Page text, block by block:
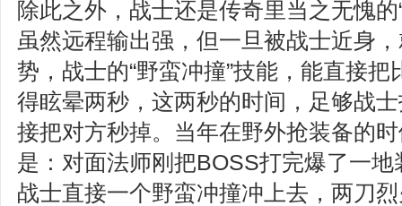
除此之外，战士还是传奇里当之无愧
虽然远程输出强，但一旦被战士近身
势，战士的“野蛮冲撞”技能，能直接
得眩晕两秒，这两秒的时间，足够战
接把对方秒掉。当年在野外抢装备的
是：对面法师刚把BOSS打完爆了一
战士直接一个野蛮冲撞冲上去，两刀